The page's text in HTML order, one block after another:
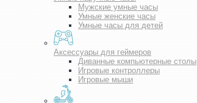
Мужские умные часы
Умные женские часы
Умные часы для детей
Аксессуары для геймеров
Диванные компьютерные столы
Игровые контроллеры
Игровые мыши